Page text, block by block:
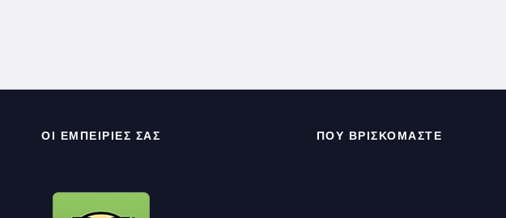
ΟΙ ΕΜΠΕΙΡΙΕΣ ΣΑΣ ΠΟΥ ΒΡΙΣΚΟΜΑΣΤΕ